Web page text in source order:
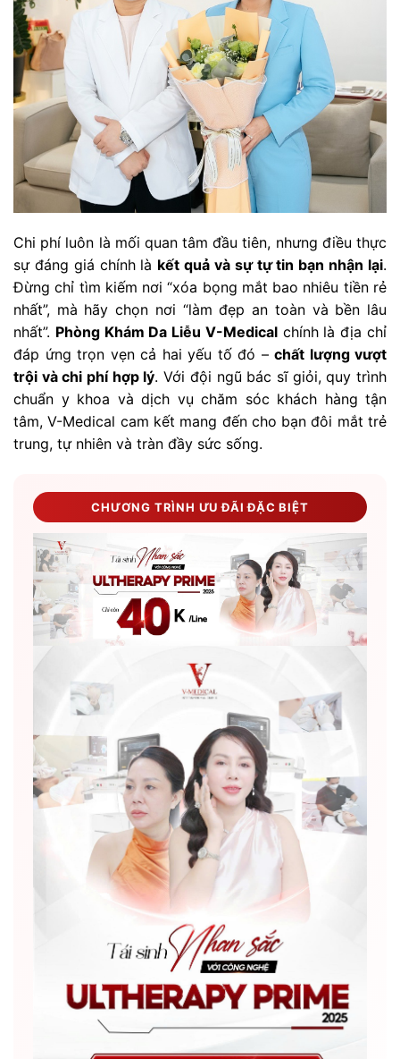
Chi phí luôn là mối quan tâm đầu tiên, nhưng điều thực
sự đáng giá chính là kết quả và sự tự tin bạn nhận lại.
Đừng chỉ tìm kiếm nơi “xóa bọng mắt bao nhiêu tiền rẻ
nhất”, mà hãy chọn nơi “làm đẹp an toàn và bền lâu
nhất”. Phòng Khám Da Liễu V-Medicalchính là địa chỉ
đáp ứng trọn vẹn cả hai yếu tố đó – chất lượng vượt
trội và chi phí hợp lý. Với đội ngũ bác sĩ giỏi, quy trình
chuẩn y khoa và dịch vụ chăm sóc khách hàng tận
tâm, V-Medical cam kết mang đến cho bạn đôi mắt trẻ
trung, tự nhiên và tràn đầy sức sống.
CHƯƠNG TRÌNH ƯU ĐÃI ĐẶC BIỆT